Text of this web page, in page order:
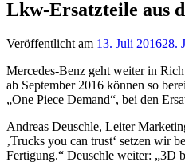
Lkw-Ersatzteile aus
Veröffentlicht am 13. Juli 201628.
Mercedes-Benz geht weiter in
ab September 2016 können so
„One Piece Demand“, bei den
Andreas Deuschle, Leiter
‚Trucks you can trust‘ setzen wir
Fertigung.“ Deuschle weiter: „3D